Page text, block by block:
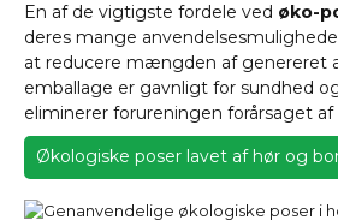
En af de vigtigste fordele ved øko-
deres mange
at reducere mængden af genereret
emballage er gavnligt for sundhed
eliminerer forureningen forårsaget af
Økologiske poser lavet af hør og